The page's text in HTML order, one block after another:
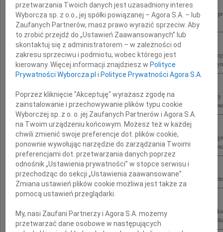
Z ogromnym żalem przyjęliśmy wiadomość o śmierci Marka Edelmana ostatniego
Warszawskim, patrioty, bohatera, autorytetu i wspaniałego człowieka Rodzinie i...
Z ogromnym smutkiem przyjęliśmy wiadomość o śmierci Marka Edelmana
getcie warszawskim, lekarza, działacza społecznego i polityka Rodzinie i
Żegnamy Marka Edelmana naszego Przyjaciela i towarzysza broni Łączymy wyrazy
Ani, Olka i całej Rodziny Luba Gawisar "Zielona Marysia" Pnina Grynszpan-
W piątek, 9 października 2009 roku na Placu Bohaterów Getta o godzinie 11.00
Dziadka Marka Edelmana Aleksander i Zosia, Ania, François, Tomek, Liza i
Odszedł Marek Edelman 1919 - 2009 Z Najbliższymi łączymy się w bólu
Marek Edelman 1919 - 2009 ostatni dowódca powstania w getcie, wybitny lekarz
Solidarności, lider opozycji demokratycznej w Polsce, odznaczony Orderem Orła
przetwarzania Twoich danych jest uzasadniony interes
Wyborcza sp. z o.o., jej spółki powiązanej – Agora S.A. – lub
Zaufanych Partnerów, masz prawo wyrazić sprzeciw. Aby
to zrobić przejdź do „Ustawień Zaawansowanych” lub
skontaktuj się z administratorem – w zależności od
zakresu sprzeciwu i podmiotu, wobec którego jest
kierowany. Więcej informacji znajdziesz w Polityce
Prywatności Wyborcza.pl i Polityce Prywatności Agora S.A.
Poprzez kliknięcie "Akceptuję" wyrażasz zgodę na
zainstalowanie i przechowywanie plików typu cookie
Wyborczej sp. z o. o. jej Zaufanych Partnerów i Agora S.A.
na Twoim urządzeniu końcowym. Możesz też w każdej
chwili zmienić swoje preferencje dot. plików cookie,
ponownie wywołując narzędzie do zarządzania Twoimi
preferencjami dot. przetwarzania danych poprzez
odnośnik „Ustawienia prywatności” w stopce serwisu i
przechodząc do sekcji „Ustawienia zaawansowane”.
Zmiana ustawień plików cookie możliwa jest także za
pomocą ustawień przeglądarki.
My, nasi Zaufani Partnerzy i Agora S.A. możemy
przetwarzać dane osobowe w następujących